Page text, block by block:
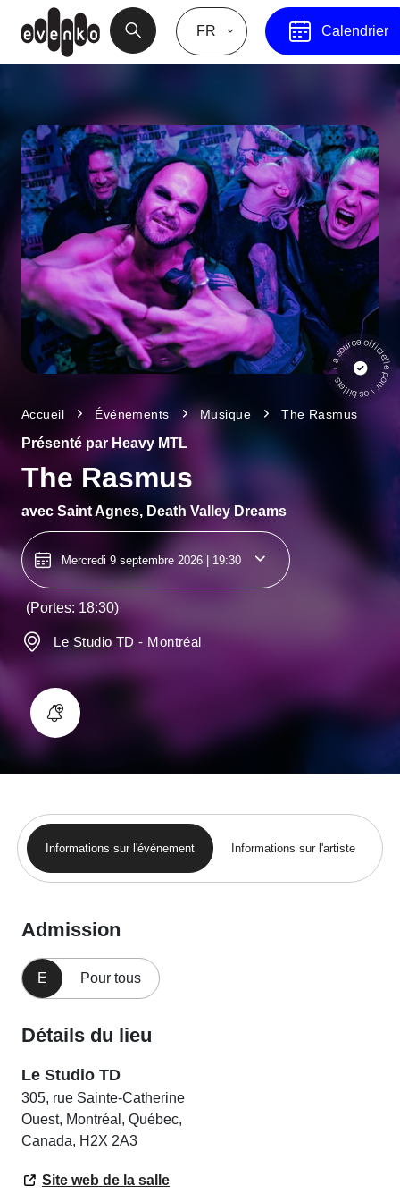
FR Calendrier
Accueil Événements Musique The Rasmus
Présenté par Heavy MTL
The Rasmus
avec Saint Agnes, Death Valley Dreams
Mercredi 9 septembre 2026 | 19:30
(Portes: 18:30)
Le Studio TD - Montréal
Informations sur l'événement Informations sur l'artiste
Admission
E Pour tous
Détails du lieu
Le Studio TD
305, rue Sainte-Catherine
Ouest, Montréal, Québec,
Canada, H2X 2A3
Site web de la salle